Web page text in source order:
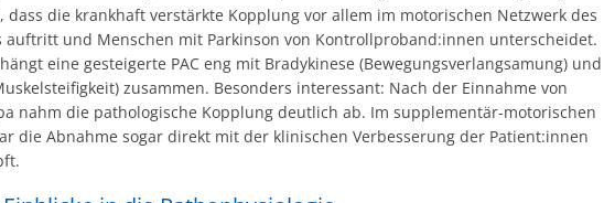
dass die krankhaft verstärkte Kopplung vor allem im motorischen Netzwerk des
auftritt und Menschen mit Parkinson von Kontrollproband:innen unterscheidet.
eine gesteigerte PAC eng mit Bradykinese (Bewegungsverlangsamung) und
zusammen. Besonders interessant: Nach der Einnahme von
nahm die pathologische Kopplung deutlich ab. Im supplementär-motorischen
die Abnahme sogar direkt mit der klinischen Verbesserung der Patient:innen